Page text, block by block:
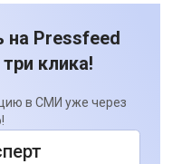
на Pressfeed
клика!
в СМИ уже через